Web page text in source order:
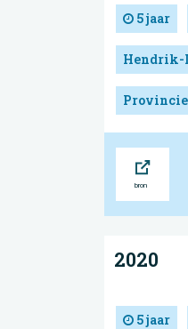
5 jaar
Hendrik-
2020
5 jaar